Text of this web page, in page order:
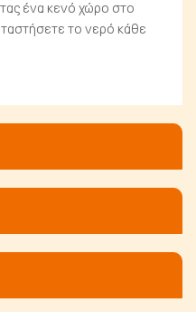
ένα κενό χώρο στο
το νερό κάθε